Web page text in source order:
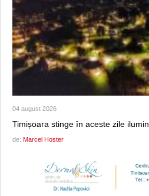
04 august 2026
Timișoara stinge în aceste zile
de: Marcel Hoster